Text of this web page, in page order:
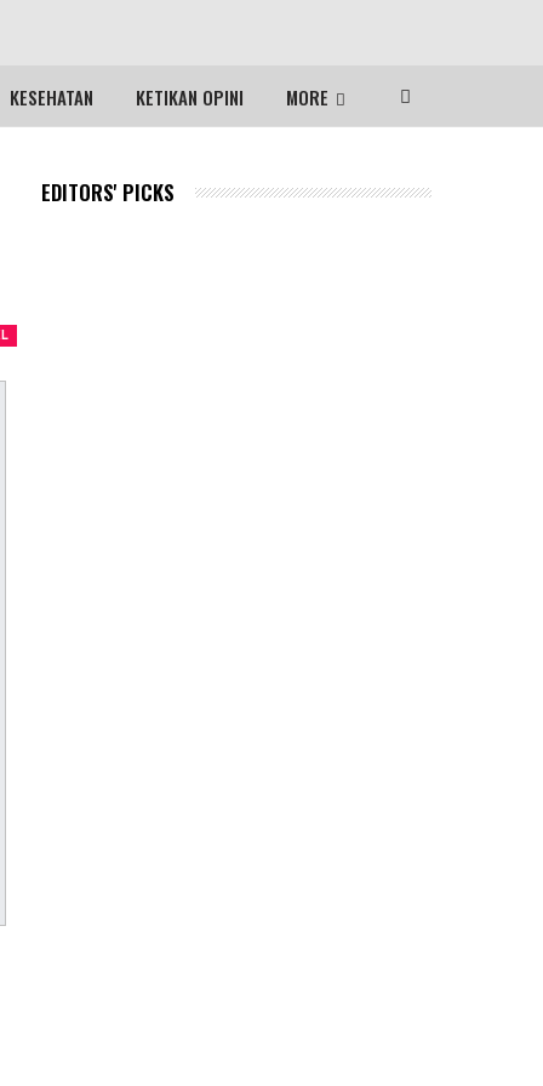
KESEHATAN KETIKAN OPINI MORE
EDITORS' PICKS